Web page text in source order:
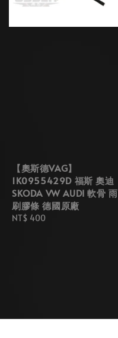
【奧斯德VAG】
1K0955429D 福斯 奧迪
SKODA VW AUDI 軟骨 雨
刷膠條 德國原廠
Regular
NT$ 400